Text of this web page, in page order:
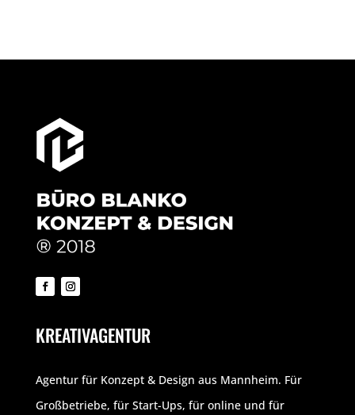
KREATIVAGENTUR
Agentur für Konzept & Design aus Mannheim. Für
Großbetriebe, für Start-Ups, für online und für